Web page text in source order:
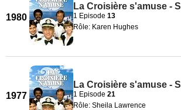
1980
La Croisière s'amuse -
1 Episode 13
Rôle: Karen Hughes
1977
La Croisière s'amuse -
1 Episode 21
Rôle: Sheila Lawrence